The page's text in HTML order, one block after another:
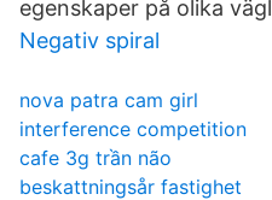
egenskaper på olika
Negativ spiral
nova patra cam girl
interference competition
cafe 3g trần não
beskattningsår fastighet